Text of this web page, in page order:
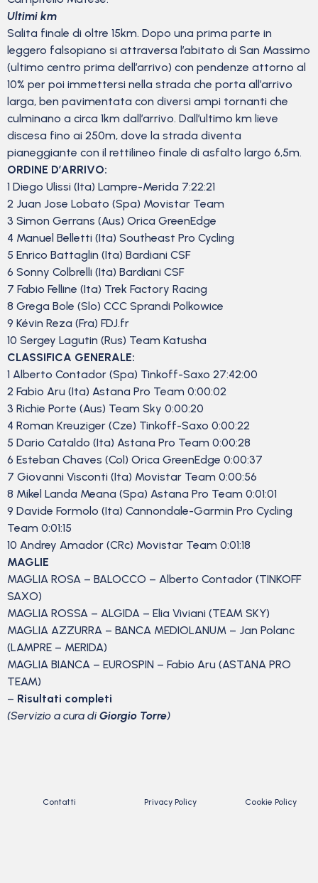
Ultimi km
Salita finale di oltre 15km. Dopo una prima parte in
leggero falsopiano si attraversa l’abitato di San Massimo
(ultimo centro prima dell’arrivo) con pendenze attorno al
10% per poi immettersi nella strada che porta all’arrivo
larga, ben pavimentata con diversi ampi tornanti che
culminano a circa 1km dall’arrivo. Dall’ultimo km lieve
discesa fino ai 250m, dove la strada diventa
pianeggiante con il rettilineo finale di asfalto largo 6,5m.
ORDINE D’ARRIVO:
1 Diego Ulissi (Ita) Lampre-Merida 7:22:21
2 Juan Jose Lobato (Spa) Movistar Team
3 Simon Gerrans (Aus) Orica GreenEdge
4 Manuel Belletti (Ita) Southeast Pro Cycling
5 Enrico Battaglin (Ita) Bardiani CSF
6 Sonny Colbrelli (Ita) Bardiani CSF
7 Fabio Felline (Ita) Trek Factory Racing
8 Grega Bole (Slo) CCC Sprandi Polkowice
9 Kévin Reza (Fra) FDJ.fr
10 Sergey Lagutin (Rus) Team Katusha
CLASSIFICA GENERALE:
1 Alberto Contador (Spa) Tinkoff-Saxo 27:42:00
2 Fabio Aru (Ita) Astana Pro Team 0:00:02
3 Richie Porte (Aus) Team Sky 0:00:20
4 Roman Kreuziger (Cze) Tinkoff-Saxo 0:00:22
5 Dario Cataldo (Ita) Astana Pro Team 0:00:28
6 Esteban Chaves (Col) Orica GreenEdge 0:00:37
7 Giovanni Visconti (Ita) Movistar Team 0:00:56
8 Mikel Landa Meana (Spa) Astana Pro Team 0:01:01
9 Davide Formolo (Ita) Cannondale-Garmin Pro Cycling
Team 0:01:15
10 Andrey Amador (CRc) Movistar Team 0:01:18
MAGLIE
MAGLIA ROSA – BALOCCO – Alberto Contador (TINKOFF
SAXO)
MAGLIA ROSSA – ALGIDA – Elia Viviani (TEAM SKY)
MAGLIA AZZURRA – BANCA MEDIOLANUM – Jan Polanc
(LAMPRE – MERIDA)
MAGLIA BIANCA – EUROSPIN – Fabio Aru (ASTANA PRO
TEAM)
– Risultati completi
(Servizio a cura di Giorgio Torre)
Contatti Privacy Policy Cookie Policy